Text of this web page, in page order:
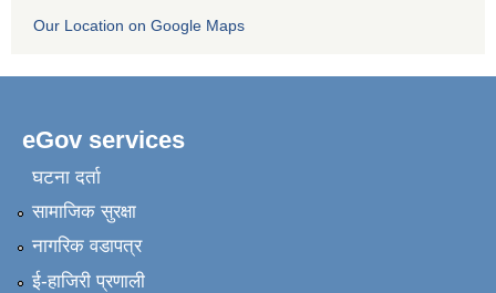
Our Location on Google Maps
eGov services
घटना दर्ता
सामाजिक सुरक्षा
नागरिक वडापत्र
ई-हाजिरी प्रणाली